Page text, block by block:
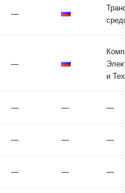
—
—
и
— — —
— — —
— — —